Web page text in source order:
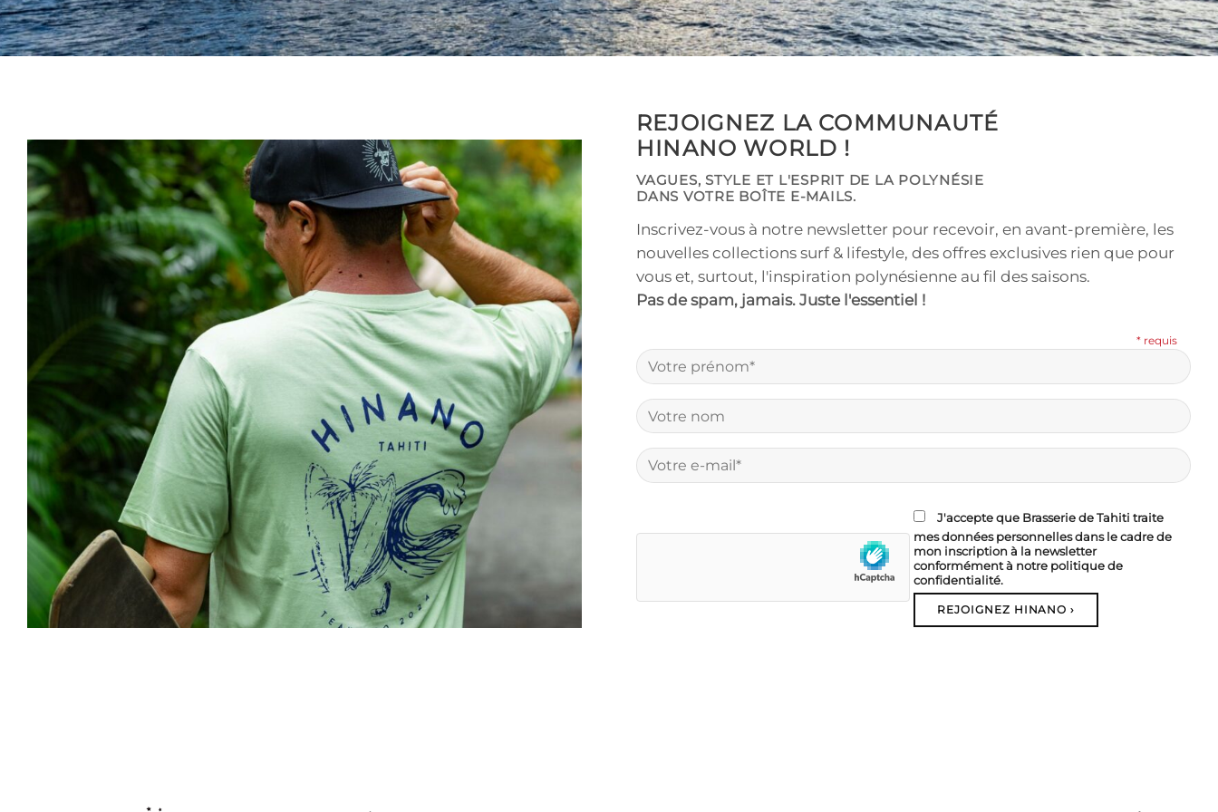
REJOIGNEZ LA COMMUNAUTÉ
HINANO WORLD !
VAGUES, STYLE ET L'ESPRIT DE LA POLYNÉSIE
DANS VOTRE BOÎTE E-MAILS.
Inscrivez-vous à notre newsletter pour recevoir, en avant-première, les
nouvelles collections surf & lifestyle, des offres exclusives rien que pour
vous et, surtout, l'inspiration polynésienne au fil des saisons.
Pas de spam, jamais. Juste l'essentiel !
* requis
J'accepte que Brasserie de Tahiti traite
mes données personnelles dans le cadre de
mon inscription à la newsletter
conformément à notre politique de
confidentialité.